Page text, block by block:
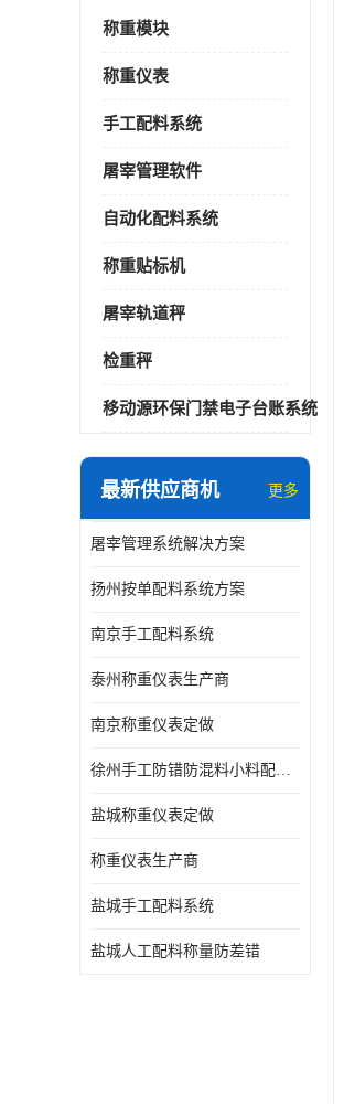
称重模块
称重仪表
手工配料系统
屠宰管理软件
自动化配料系统
称重贴标机
屠宰轨道秤
检重秤
移动源环保门禁电子台账系统
最新供应商机 更多
屠宰管理系统解决方案
扬州按单配料系统方案
南京手工配料系统
泰州称重仪表生产商
南京称重仪表定做
徐州手工防错防混料小料配方秤
盐城称重仪表定做
称重仪表生产商
盐城手工配料系统
盐城人工配料称量防差错